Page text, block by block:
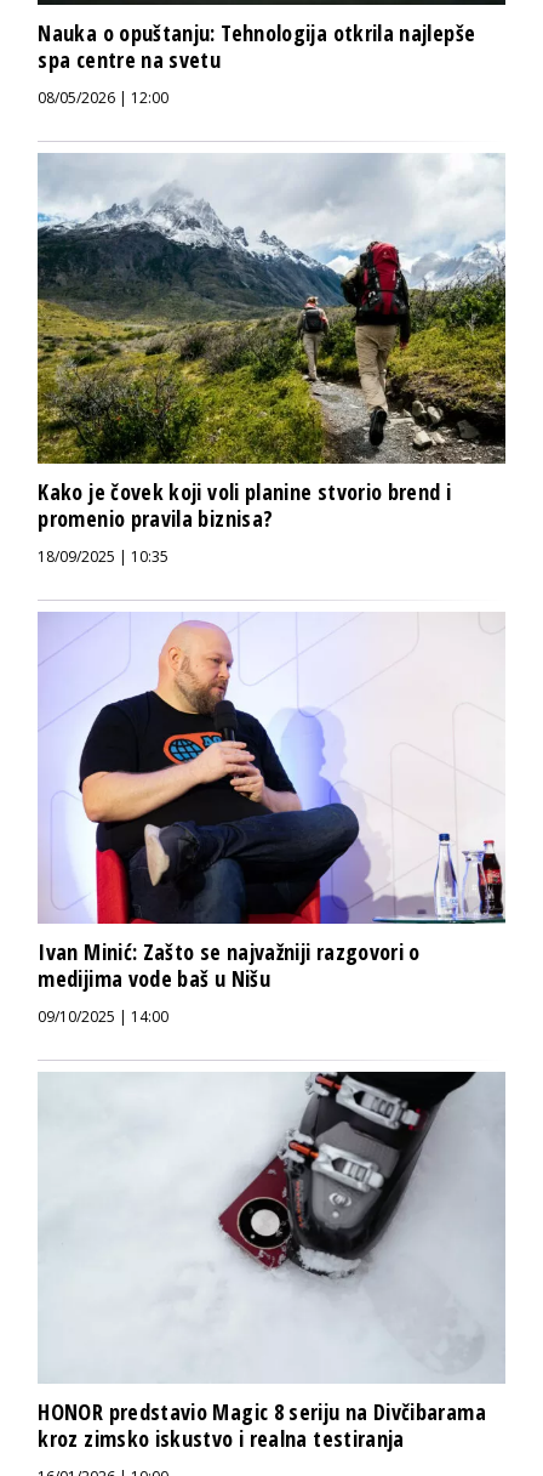
Nauka o opuštanju: Tehnologija otkrila najlepše
spa centre na svetu
08/05/2026 | 12:00
Kako je čovek koji voli planine stvorio brend i
promenio pravila biznisa?
18/09/2025 | 10:35
Ivan Minić: Zašto se najvažniji razgovori o
medijima vode baš u Nišu
09/10/2025 | 14:00
HONOR predstavio Magic 8 seriju na Divčibarama
kroz zimsko iskustvo i realna testiranja